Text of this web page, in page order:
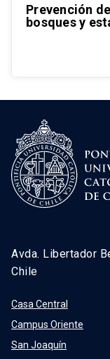
Prevención
bosques y
Avda. Libertador
Chile
Casa Central
Campus Oriente
San Joaquín